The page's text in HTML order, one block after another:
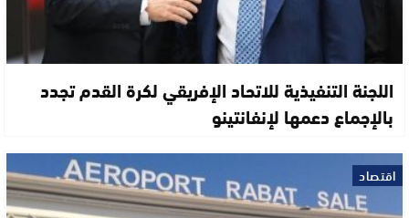
اللجنة التنفيذية للاتحاد الإفريقي لكرة القدم تجدد
بالإجماع دعمها لإنفانتينو
اقتصاد